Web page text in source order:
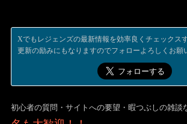
Xでもレジェンズの最新情報を効率良くチェックス
更新の励みにもなりますのでフォローよろしくお願
初心者の質問・サイトへの要望・暇つぶしの雑談